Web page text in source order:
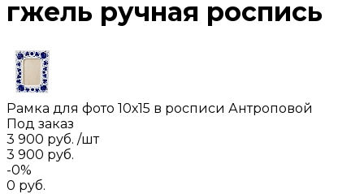
гжель ручная роспись
Рамка для фото 10х15 в росписи Антроповой
Под заказ
3 900 руб. /шт
3 900 руб.
-0%
0 руб.